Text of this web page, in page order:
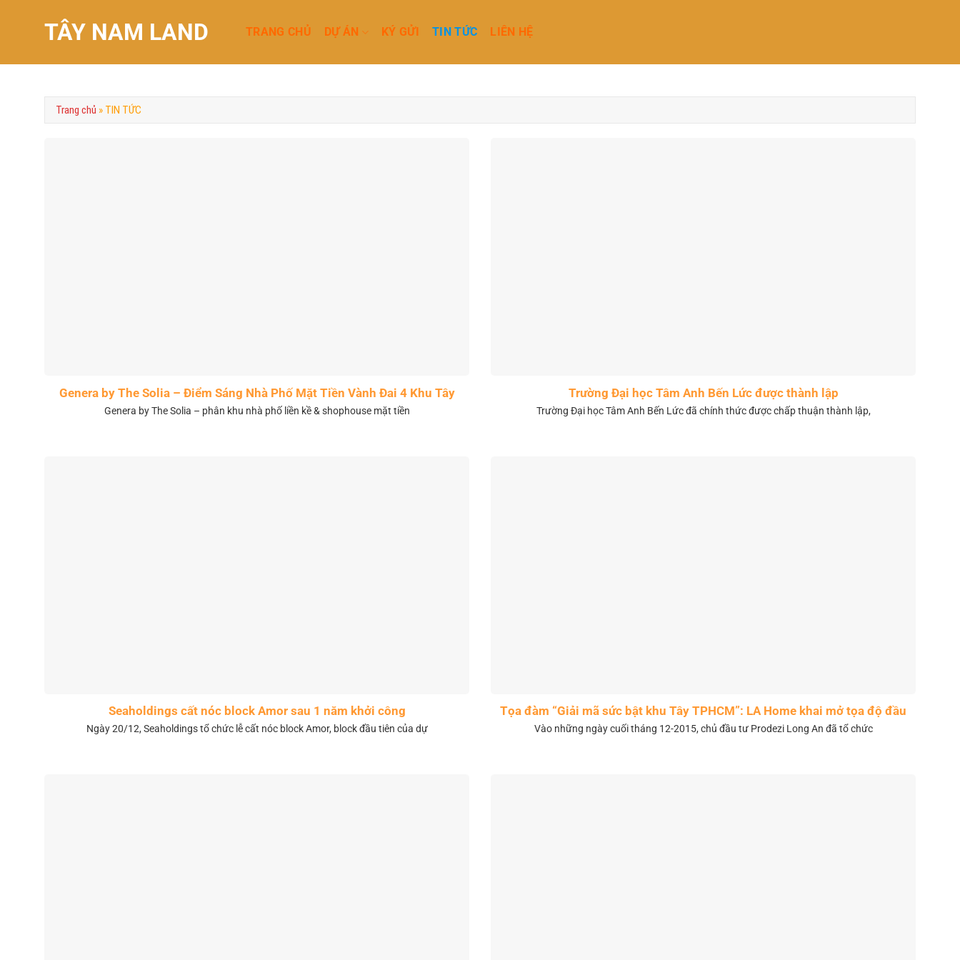
dung
TÂY NAM LAND TRANG CHỦ DỰ ÁN KÝ GỬI TIN TỨC LIÊN HỆ
Trang chủ » TIN TỨC
Genera by The Solia – Điểm Sáng Nhà Phố Mặt Tiền Vành Đai 4 Khu Tây
Genera by The Solia – phân khu nhà phố liền kề & shophouse mặt tiền
Trường Đại học Tâm Anh Bến Lức được thành lập
Trường Đại học Tâm Anh Bến Lức đã chính thức được chấp thuận thành lập,
Seaholdings cất nóc block Amor sau 1 năm khởi công
Ngày 20/12, Seaholdings tổ chức lễ cất nóc block Amor, block đầu tiên của dự
Tọa đàm “Giải mã sức bật khu Tây TPHCM”: LA Home khai mở tọa độ đầu
tư mới
Vào những ngày cuối tháng 12-2015, chủ đầu tư Prodezi Long An đã tổ chức